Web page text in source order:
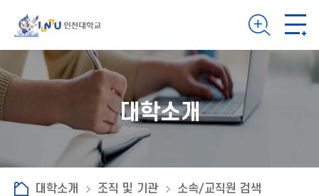
대학소개
대학소개 조직 및 기관 소속/교직원 검색